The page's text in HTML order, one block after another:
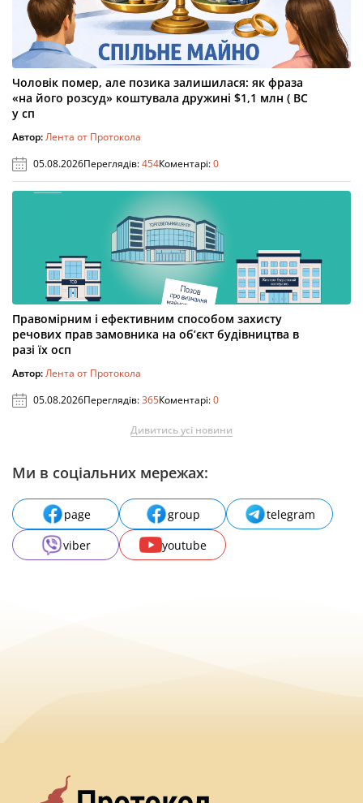
Чоловік помер, але позика залишилася: як фраза
«на його розсуд» коштувала дружині $1,1 млн ( ВС
у сп
Автор:Лента от Протокола
05.08.2026Переглядів:454Коментарі:0
Правомірним і ефективним способом захисту
речових прав замовника на об’єкт будівництва в
разі їх осп
Автор:Лента от Протокола
05.08.2026Переглядів:365Коментарі:0
Дивитись усі новини
Ми в соціальних мережах:
page group
telegram
viber
youtube